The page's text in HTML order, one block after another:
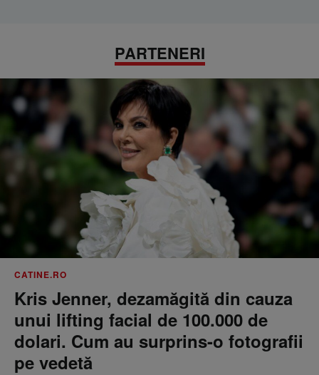
PARTENERI
CATINE.RO
Kris Jenner, dezamăgită din cauza
unui lifting facial de 100.000 de
dolari. Cum au surprins-o fotografii
pe vedetă